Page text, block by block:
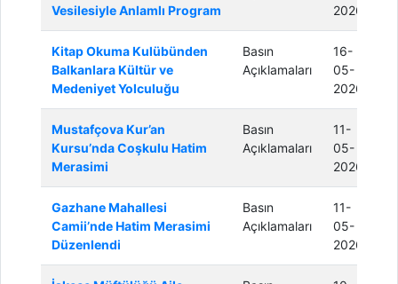
Vesilesiyle Anlamlı Program
2026
Kitap Okuma Kulübünden
Balkanlara Kültür ve
Medeniyet Yolculuğu
Basın
Açıklamaları
16-
05-
2026
Mustafçova Kur’an
Kursu’nda Coşkulu Hatim
Merasimi
Basın
Açıklamaları
11-
05-
2026
Gazhane Mahallesi
Camii’nde Hatim Merasimi
Düzenlendi
Basın
Açıklamaları
11-
05-
2026